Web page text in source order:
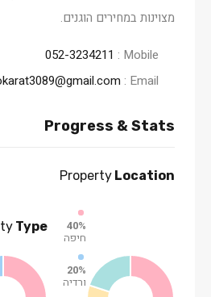
מצוינות במחירים הוגנים.
Mobile :
052-3234211
Email :
Progress & Stats
Property Location
40%
חיפה
20%
ורדיה
Type